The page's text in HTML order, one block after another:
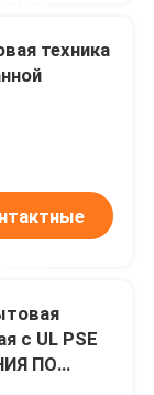
техника
с UL PSE
ПО